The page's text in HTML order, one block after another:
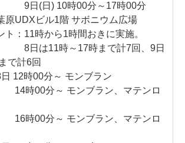
時00分～17時00分
原UDXビル1階 サボニウム広場
ト：11時から1時間おきに実施。
～17時まで計7回、9日
で計6回
12時00分～ モンブラン
モンブラン、マテンロ
モンブラン、マテンロ